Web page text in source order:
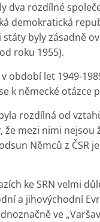
dva rozdílné
demokratická
byly zásadně
roku 1955).
období let 1949-
k německé otázce
rozdílná od
že mezi nimi
Němců z ČSR
ke SRN velmi
a jihovýchodní
ve